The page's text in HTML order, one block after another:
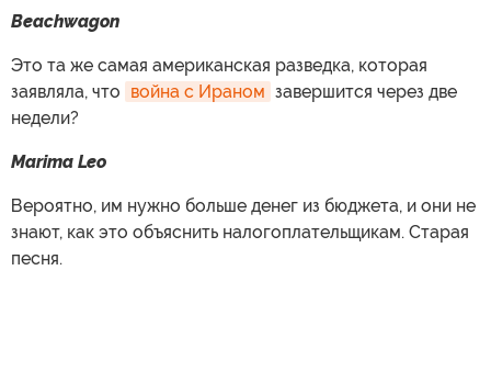
Beachwagon
Это та же самая американская разведка, которая
заявляла, что война с Ираном завершится через две
недели?
Marima Leo
Вероятно, им нужно больше денег из бюджета, и они не
знают, как это объяснить налогоплательщикам. Старая
песня.